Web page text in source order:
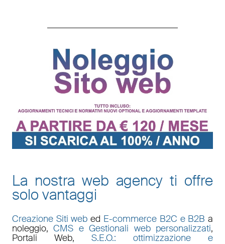
La nostra web agency ti offre
solo vantaggi
Creazione Siti web ed E-commerce B2C e B2B a
noleggio,CMS e Gestionali web personalizzati,
Portali Web,S.E.O.: ottimizzazione e